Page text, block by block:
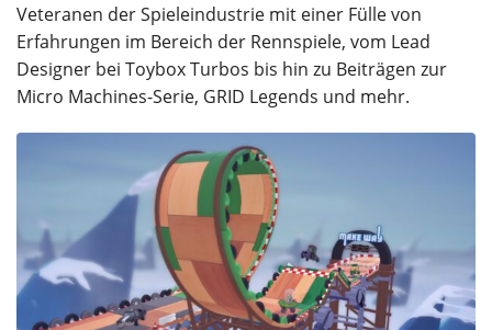
Veteranen der Spieleindustrie mit einer Fülle von
Erfahrungen im Bereich der Rennspiele, vom Lead
Designer bei Toybox Turbos bis hin zu Beiträgen zur
Micro Machines-Serie, GRID Legends und mehr.